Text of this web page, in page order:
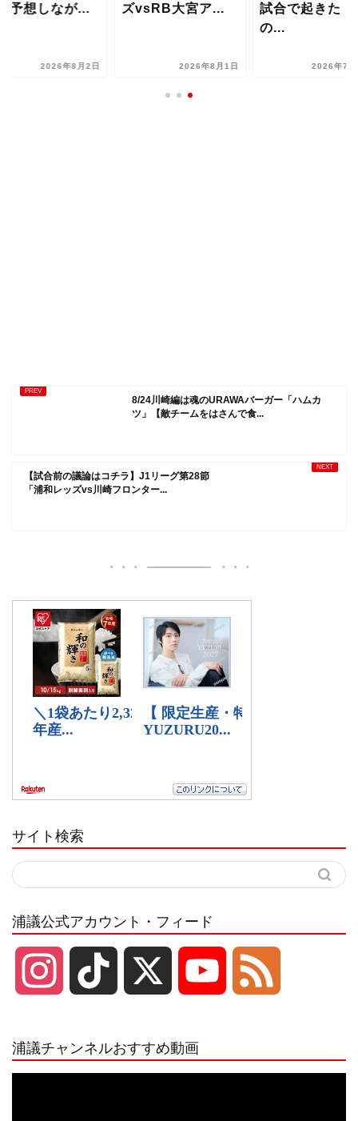
予想しなが...
2026年8月2日
ズvsRB大宮ア...
2026年8月1日
試合で起きた「
の...
2026年7
8/24川崎編は魂のURAWAバーガー「ハムカ
ツ」【敵チームをはさんで食...
【試合前の議論はコチラ】J1リーグ第28節
「浦和レッズvs川崎フロンター...
サイト検索
浦議公式アカウント・フィード
浦議チャンネルおすすめ動画